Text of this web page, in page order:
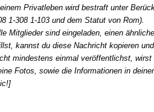
Privatleben wird bestraft unter
1-308 1-103 und dem Statut von Rom).
Mitglieder sind eingeladen, einen
kannst du diese Nachricht kopieren
mindestens einmal veröffentlichst,
Fotos, sowie die Informationen in